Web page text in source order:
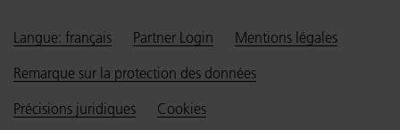
Langue: français Partner Login
Mentions légales
Remarque sur la protection des données
Précisions juridiques
Cookies